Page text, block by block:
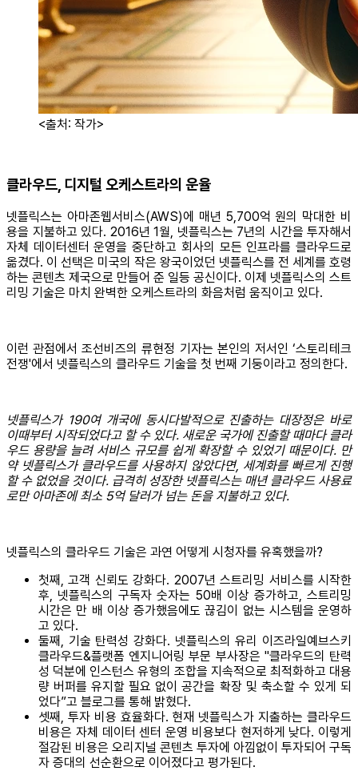
<출처: 작가>
클라우드, 디지털 오케스트라의 운율
넷플릭스는 아마존웹서비스(AWS)에 매년 5,700억 원의 막대한 비
용을 지불하고 있다. 2016년 1월, 넷플릭스는 7년의 시간을 투자해서
자체 데이터센터 운영을 중단하고 회사의 모든 인프라를 클라우드로
옮겼다. 이 선택은 미국의 작은 왕국이었던 넷플릭스를 전 세계를 호령
하는 콘텐츠 제국으로 만들어 준 일등 공신이다. 이제 넷플릭스의 스트
리밍 기술은 마치 완벽한 오케스트라의 화음처럼 움직이고 있다.
이런 관점에서 조선비즈의 류현정 기자는 본인의 저서인 ‘스토리테크
전쟁'에서 넷플릭스의 클라우드 기술을 첫 번째 기둥이라고 정의한다.
넷플릭스가 190여 개국에 동시다발적으로 진출하는 대장정은 바로
이때부터 시작되었다고 할 수 있다. 새로운 국가에 진출할 때마다 클라
우드 용량을 늘려 서비스 규모를 쉽게 확장할 수 있었기 때문이다. 만
약 넷플릭스가 클라우드를 사용하지 않았다면, 세계화를 빠르게 진행
할 수 없었을 것이다. 급격히 성장한 넷플릭스는 매년 클라우드 사용료
로만 아마존에 최소 5억 달러가 넘는 돈을 지불하고 있다.
넷플릭스의 클라우드 기술은 과연 어떻게 시청자를 유혹했을까?
첫째, 고객 신뢰도 강화다. 2007년 스트리밍 서비스를 시작한
후, 넷플릭스의 구독자 숫자는 50배 이상 증가하고, 스트리밍
시간은 만 배 이상 증가했음에도 끊김이 없는 시스템을 운영하
고 있다.
둘째, 기술 탄력성 강화다. 넷플릭스의 유리 이즈라일예브스키
클라우드&플랫폼 엔지니어링 부문 부사장은 "클라우드의 탄력
성 덕분에 인스턴스 유형의 조합을 지속적으로 최적화하고 대용
량 버퍼를 유지할 필요 없이 공간을 확장 및 축소할 수 있게 되
었다”고 블로그를 통해 밝혔다.
셋째, 투자 비용 효율화다. 현재 넷플릭스가 지출하는 클라우드
비용은 자체 데이터 센터 운영 비용보다 현저하게 낮다. 이렇게
절감된 비용은 오리지널 콘텐츠 투자에 아낌없이 투자되어 구독
자 증대의 선순환으로 이어졌다고 평가된다.